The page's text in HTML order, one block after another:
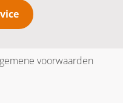
voorwaarden